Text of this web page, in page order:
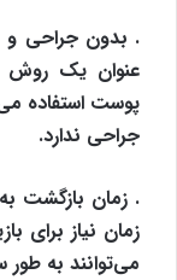
. بدون جراحی و
عنوان یک روش
پوست استفاده
جراحی ندارد.
. زمان بازگشت
زمان نیاز برای
می‌توانند به طور